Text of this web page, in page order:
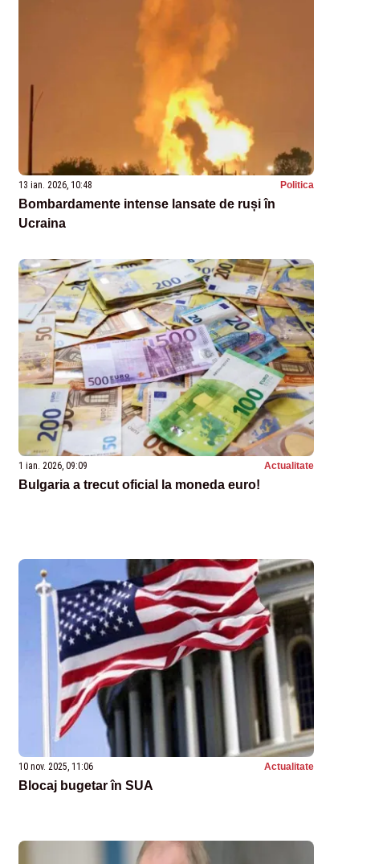
13 ian. 2026, 10:48 Politica
Bombardamente intense lansate de ruși în
Ucraina
1 ian. 2026, 09:09 Actualitate
Bulgaria a trecut oficial la moneda euro!
10 nov. 2025, 11:06 Actualitate
Blocaj bugetar în SUA